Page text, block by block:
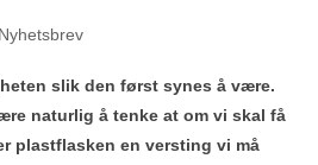
slik den først synes å være.
naturlig å tenke at om vi skal få
plastflasken en versting vi må